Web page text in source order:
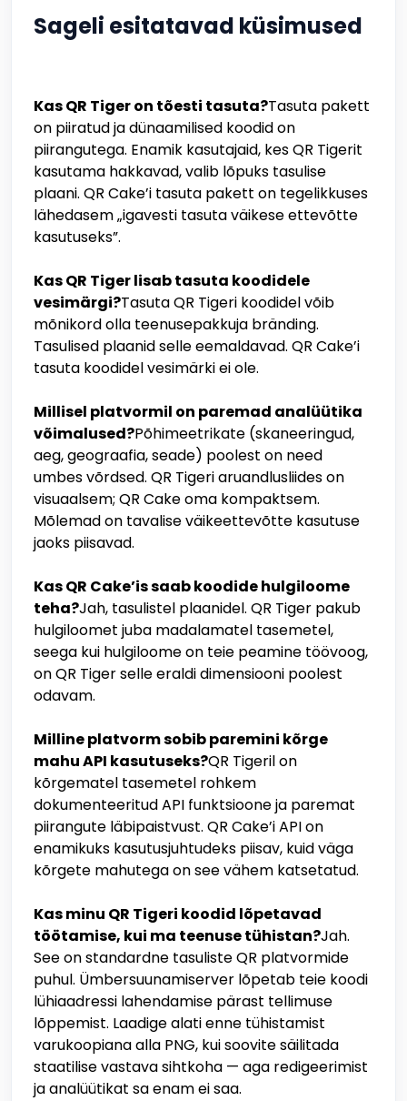
Sageli esitatavad küsimused
Kas QR Tiger on tõesti tasuta?Tasuta pakett
on piiratud ja dünaamilised koodid on
piirangutega. Enamik kasutajaid, kes QR Tigerit
kasutama hakkavad, valib lõpuks tasulise
plaani. QR Cake’i tasuta pakett on tegelikkuses
lähedasem „igavesti tasuta väikese ettevõtte
kasutuseks”.
Kas QR Tiger lisab tasuta koodidele
vesimärgi?Tasuta QR Tigeri koodidel võib
mõnikord olla teenusepakkuja bränding.
Tasulised plaanid selle eemaldavad. QR Cake’i
tasuta koodidel vesimärki ei ole.
Millisel platvormil on paremad analüütika
võimalused?Põhimeetrikate (skaneeringud,
aeg, geograafia, seade) poolest on need
umbes võrdsed. QR Tigeri aruandlusliides on
visuaalsem; QR Cake oma kompaktsem.
Mõlemad on tavalise väikeettevõtte kasutuse
jaoks piisavad.
Kas QR Cake’is saab koodide hulgiloome
teha?Jah, tasulistel plaanidel. QR Tiger pakub
hulgiloomet juba madalamatel tasemetel,
seega kui hulgiloome on teie peamine töövoog,
on QR Tiger selle eraldi dimensiooni poolest
odavam.
Milline platvorm sobib paremini kõrge
mahu API kasutuseks?QR Tigeril on
kõrgematel tasemetel rohkem
dokumenteeritud API funktsioone ja paremat
piirangute läbipaistvust. QR Cake’i API on
enamikuks kasutusjuhtudeks piisav, kuid väga
kõrgete mahutega on see vähem katsetatud.
Kas minu QR Tigeri koodid lõpetavad
töötamise, kui ma teenuse tühistan?Jah.
See on standardne tasuliste QR platvormide
puhul. Ümbersuunamiserver lõpetab teie koodi
lühiaadressi lahendamise pärast tellimuse
lõppemist. Laadige alati enne tühistamist
varukoopiana alla PNG, kui soovite säilitada
staatilise vastava sihtkoha — aga redigeerimist
ja analüütikat sa enam ei saa.